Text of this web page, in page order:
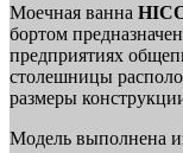
Моечная ванна
бортом
предприятиях
столешницы
размеры
Модель выполнена